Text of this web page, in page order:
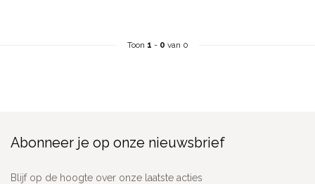
Toon 1 - 0 van 0
Abonneer je op onze nieuwsbrief
Blijf op de hoogte over onze laatste acties